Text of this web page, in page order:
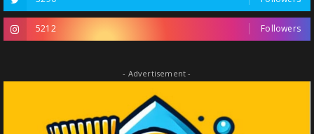
5212 Followers
- Advertisement -